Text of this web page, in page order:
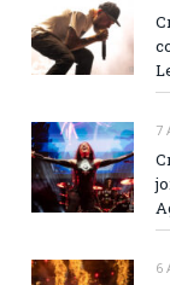
7
6